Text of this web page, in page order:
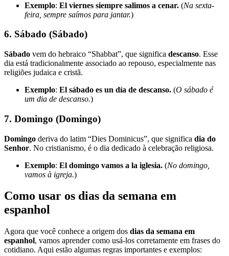
Exemplo: El viernes siempre salimos a cenar. (Na sexta-
feira, sempre saímos para jantar.)
6. Sábado (Sábado)
Sábado vem do hebraico “Shabbat”, que significa descanso. Esse
dia está tradicionalmente associado ao repouso, especialmente nas
religiões judaica e cristã.
Exemplo: El sábado es un día de descanso. (O sábado é
um dia de descanso.)
7. Domingo (Domingo)
Domingo deriva do latim “Dies Dominicus”, que significa dia do
Senhor. No cristianismo, é o dia dedicado à celebração religiosa.
Exemplo: El domingo vamos a la iglesia. (No domingo,
vamos à igreja.)
Como usar os dias da semana em
espanhol
Agora que você conhece a origem dos dias da semana em
espanhol, vamos aprender como usá-los corretamente em frases do
cotidiano. Aqui estão algumas regras importantes e exemplos: